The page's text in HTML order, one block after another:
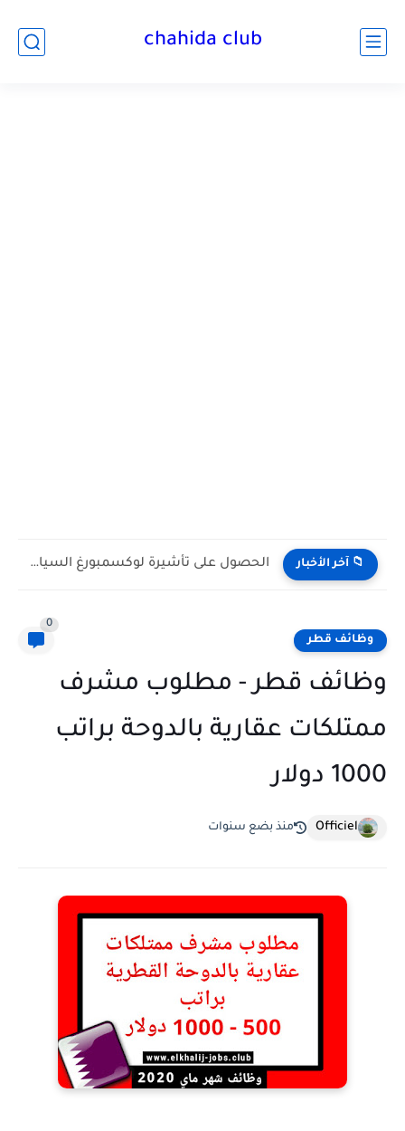
chahida club
📁 آخر الأخبار الحصول على تأشيرة لوكسمبورغ السياحية 2026 (الشروط والوثائق المطلوبة)
وظائف قطر
0
وظائف قطر - مطلوب مشرف
ممتلكات عقارية بالدوحة براتب
1000 دولار
Officiel منذ بضع سنوات